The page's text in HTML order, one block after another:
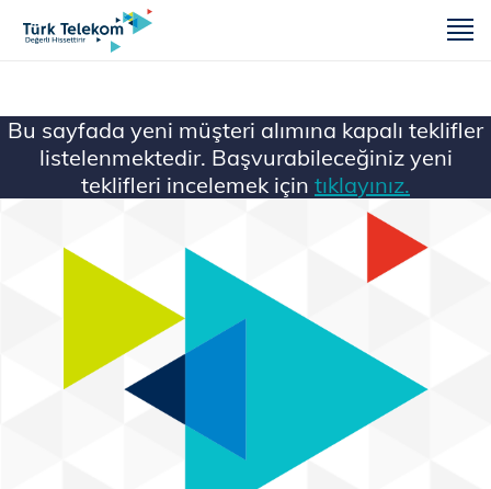
Bu sayfada yeni müşteri alımına kapalı teklifler
listelenmektedir. Başvurabileceğiniz yeni
teklifleri incelemek için tıklayınız.